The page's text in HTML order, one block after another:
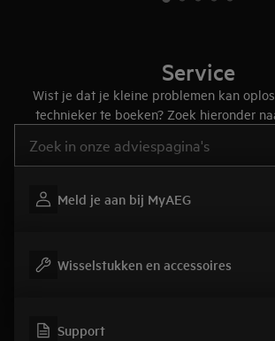
Service
Wist je dat je kleine problemen kan
technieker te boeken? Zoek hieronder
Meld je aan bij MyAEG
Wisselstukken en accessoires
Support